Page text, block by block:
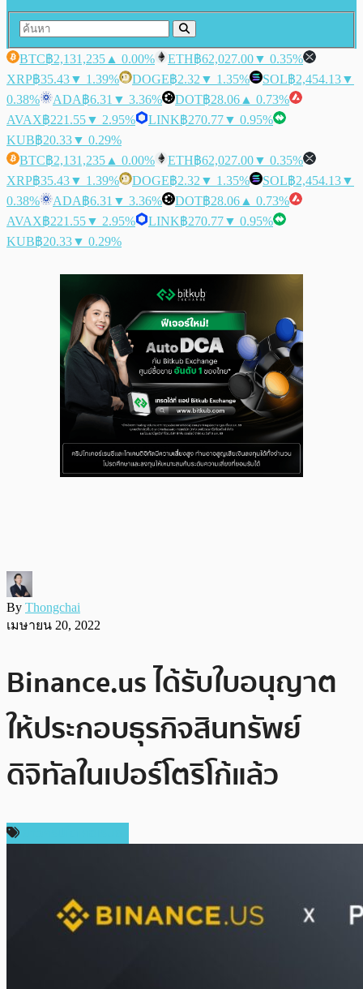
BTC฿2,131,235 ▲ 0.00% ETH฿62,027.00▼ 0.35%
XRP฿35.43▼ 1.39% DOGE฿2.32 ▼ 1.35% SOL฿2,454.13▼
0.38%
ADA฿6.31 ▼ 3.36% DOT฿28.06 ▲ 0.73%
AVAX฿221.55▼ 2.95% LINK฿270.77▼ 0.95%
KUB฿20.33▼ 0.29%
BTC฿2,131,235 ▲ 0.00% ETH฿62,027.00▼ 0.35%
XRP฿35.43▼ 1.39% DOGE฿2.32 ▼ 1.35% SOL฿2,454.13▼
0.38%
ADA฿6.31 ▼ 3.36% DOT฿28.06 ▲ 0.73%
AVAX฿221.55▼ 2.95% LINK฿270.77▼ 0.95%
KUB฿20.33▼ 0.29%
By Thongchai
เมษายน 20, 2022
Binance.us ได้รับใบอนุญาต
ให้ประกอบธุรกิจสินทรัพย์
ดิจิทัลในเปอร์โตริโก้แล้ว